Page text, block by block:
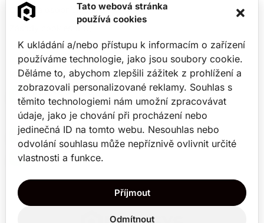
Tato webová stránka
používá cookies
K ukládání a/nebo přístupu k informacím o zařízení
používáme technologie, jako jsou soubory cookie.
Děláme to, abychom zlepšili zážitek z prohlížení a
zobrazovali personalizované reklamy. Souhlas s
těmito technologiemi nám umožní zpracovávat
údaje, jako je chování při procházení nebo
jedinečná ID na tomto webu. Nesouhlas nebo
odvolání souhlasu může nepříznivě ovlivnit určité
vlastnosti a funkce.
Příjmout
Odmítnout
Ochrana osobních údajů
Kontaktní údaje
Hasičská 550/50,
Ostrava-Hrabůvka
700 30
+420 737 914 717
crm@ramisys.cz